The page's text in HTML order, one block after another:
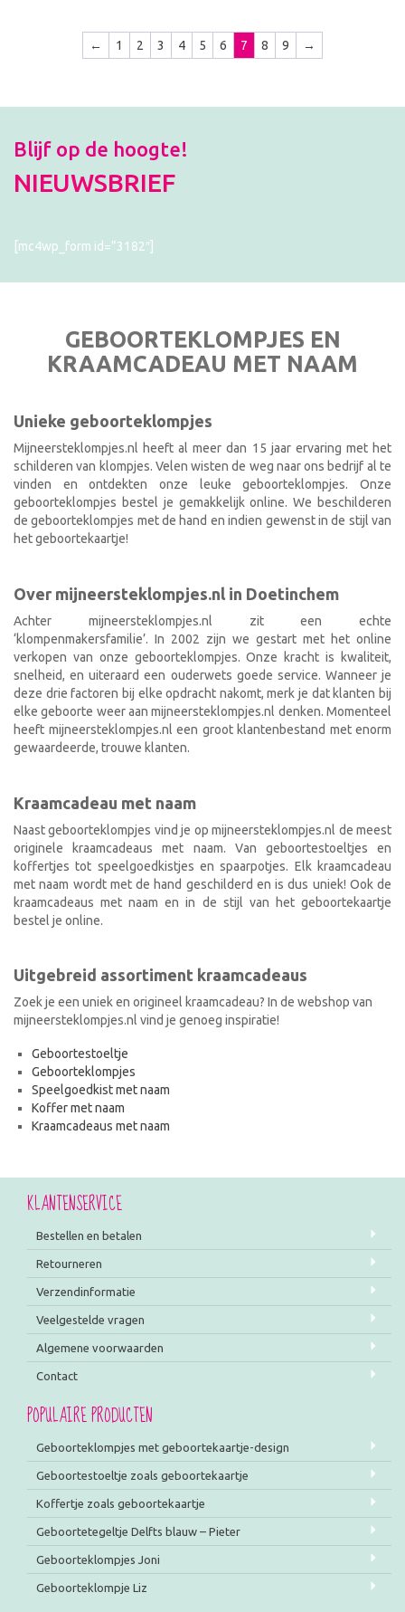
← 1 2 3 4 5 6 7 8 9 →
Blijf op de hoogte!
NIEUWSBRIEF
[mc4wp_form id=”3182″]
GEBOORTEKLOMPJES EN
KRAAMCADEAU MET NAAM
Unieke geboorteklompjes
Mijneersteklompjes.nl heeft al meer dan 15 jaar ervaring met het
schilderen van klompjes. Velen wisten de weg naar ons bedrijf al te
vinden en ontdekten onze leuke geboorteklompjes. Onze
geboorteklompjes bestel je gemakkelijk online. We beschilderen
de geboorteklompjes met de hand en indien gewenst in de stijl van
het geboortekaartje!
Over mijneersteklompjes.nl in Doetinchem
Achter mijneersteklompjes.nl zit een echte
‘klompenmakersfamilie’. In 2002 zijn we gestart met het online
verkopen van onze geboorteklompjes. Onze kracht is kwaliteit,
snelheid, en uiteraard een ouderwets goede service. Wanneer je
deze drie factoren bij elke opdracht nakomt, merk je dat klanten bij
elke geboorte weer aan mijneersteklompjes.nl denken. Momenteel
heeft mijneersteklompjes.nl een groot klantenbestand met enorm
gewaardeerde, trouwe klanten.
Kraamcadeau met naam
Naast geboorteklompjes vind je op mijneersteklompjes.nl de meest
originele kraamcadeaus met naam. Van geboortestoeltjes en
koffertjes tot speelgoedkistjes en spaarpotjes. Elk kraamcadeau
met naam wordt met de hand geschilderd en is dus uniek! Ook de
kraamcadeaus met naam en in de stijl van het geboortekaartje
bestel je online.
Uitgebreid assortiment kraamcadeaus
Zoek je een uniek en origineel kraamcadeau? In de webshop van
mijneersteklompjes.nl vind je genoeg inspiratie!
Geboortestoeltje
Geboorteklompjes
Speelgoedkist met naam
Koffer met naam
Kraamcadeaus met naam
KLANTENSERVICE
Bestellen en betalen
Retourneren
Verzendinformatie
Veelgestelde vragen
Algemene voorwaarden
Contact
POPULAIRE PRODUCTEN
Geboorteklompjes met geboortekaartje-design
Geboortestoeltje zoals geboortekaartje
Koffertje zoals geboortekaartje
Geboortetegeltje Delfts blauw – Pieter
Geboorteklompjes Joni
Geboorteklompje Liz